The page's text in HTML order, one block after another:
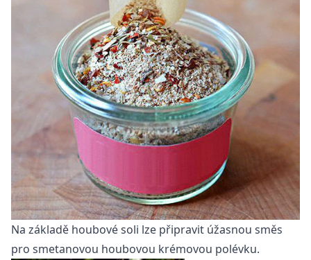
Na základě houbové soli lze připravit úžasnou směs
pro smetanovou houbovou krémovou polévku.